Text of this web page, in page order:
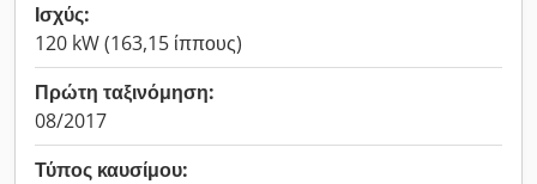
Ισχύς:
120 kW (163,15 ίππους)
Πρώτη ταξινόμηση:
08/2017
Τύπος καυσίμου: